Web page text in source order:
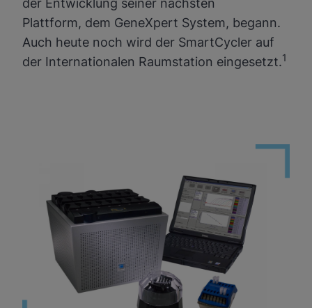
der Entwicklung seiner nächsten
Plattform, dem GeneXpert System, begann.
Auch heute noch wird der SmartCycler auf
der Internationalen Raumstation eingesetzt.1